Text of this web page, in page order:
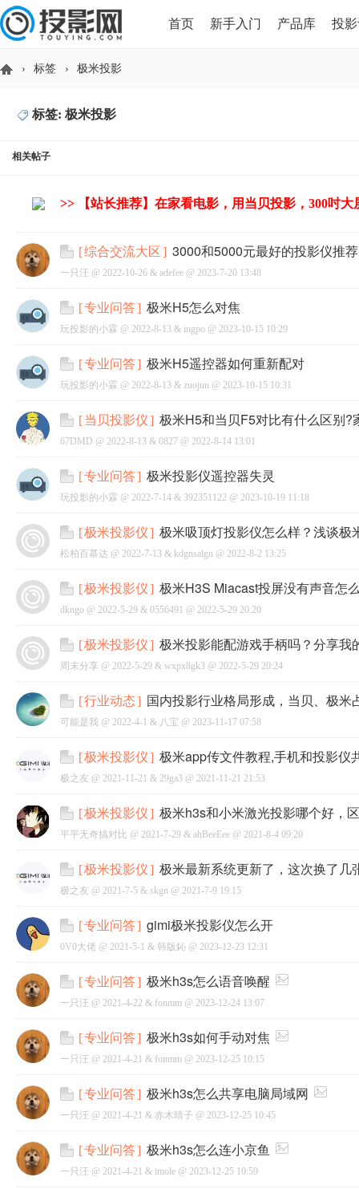
首页 新手入门 产品库 投
HDMI版本对比 导读
› 标签 › 极米投影
标签: 极米投影
相关帖子
>> 【站长推荐】在家看电影，用当贝投影，300吋
[综合交流大区] 3000和5000元最好的投影仪推荐
一只汪 @ 2022-10-26 & adefee @ 2023-7-20 13:48
[专业问答] 极米H5怎么对焦
玩投影的小霖 @ 2022-8-13 & ingpo @ 2023-10-15 10:29
[专业问答] 极米H5遥控器如何重新配对
玩投影的小霖 @ 2022-8-13 & zuojun @ 2023-10-15 10:31
[当贝投影仪] 极米H5和当贝F5对比有什么区别?
67DMD @ 2022-8-13 & 0827 @ 2022-8-14 13:01
[专业问答] 极米投影仪遥控器失灵
玩投影的小霖 @ 2022-7-14 & 392351122 @ 2023-10-19 11:18
[极米投影仪] 极米吸顶灯投影仪怎么样？浅谈极
松柏百慕达 @ 2022-7-13 & kdgnsalgn @ 2022-8-2 13:25
[极米投影仪] 极米H3S Miacast投屏没有声音怎
dkngo @ 2022-5-29 & 0556491 @ 2022-5-29 20:20
[极米投影仪] 极米投影能配游戏手柄吗？分享我
周末分享 @ 2022-5-29 & wxpx8gk3 @ 2022-5-29 20:24
[行业动态] 国内投影行业格局形成，当贝、极米
可能是我 @ 2022-4-1 & 八宝 @ 2023-11-17 07:58
[极米投影仪] 极米app传文件教程,手机和投影仪
极之友 @ 2021-11-21 & 29ga3 @ 2021-11-21 21:53
[极米投影仪] 极米h3s和小米激光投影哪个好，
平平无奇搞对比 @ 2021-7-29 & ahBeeEee @ 2021-8-4 09:20
[极米投影仪] 极米最新系统更新了，这次换了几
极之友 @ 2021-7-5 & skgn @ 2021-7-9 19:15
[专业问答] gimi极米投影仪怎么开
0V0大佬 @ 2021-5-1 & 韩版鈊 @ 2023-12-23 12:31
[专业问答] 极米h3s怎么语音唤醒
一只汪 @ 2021-4-22 & fonmm @ 2023-12-24 13:07
[专业问答] 极米h3s如何手动对焦
一只汪 @ 2021-4-21 & fonmm @ 2023-12-25 10:15
[专业问答] 极米h3s怎么共享电脑局域网
一只汪 @ 2021-4-21 & 赤木晴子 @ 2023-12-25 10:45
[专业问答] 极米h3s怎么连小京鱼
一只汪 @ 2021-4-21 & imole @ 2023-12-25 10:59